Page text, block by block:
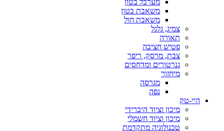
מערבל בטון
משאבת בטון
משאבת חול
צמיג, גלגל
תאורה
פטיש חציבה
צבת, מרסק, ריפר
גנרטורים ומדחסים
מיחזור
מגרסה
נפה
היי-טק
מיכון וציוד היברידי
מיכון וציוד חשמלי
טכנולוגיה מתקדמת